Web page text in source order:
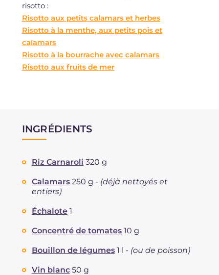
risotto :
Risotto aux petits calamars et herbes
Risotto à la menthe, aux petits pois et
calamars
Risotto à la bourrache avec calamars
Risotto aux fruits de mer
INGRÉDIENTS
Riz Carnaroli 320 g
Calamars 250 g - (déjà nettoyés et
entiers)
Échalote 1
Concentré de tomates 10 g
Bouillon de légumes 1 l - (ou de poisson)
Vin blanc 50 g